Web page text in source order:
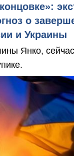
о
и Украины
Янко,